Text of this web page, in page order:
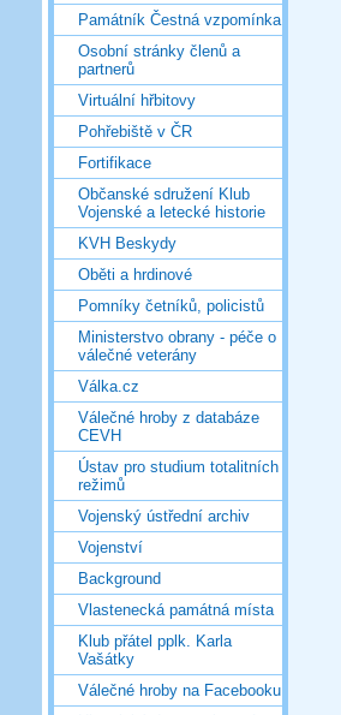
Památník Čestná vzpomínka
Osobní stránky členů a
partnerů
Virtuální hřbitovy
Pohřebiště v ČR
Fortifikace
Občanské sdružení Klub
Vojenské a letecké historie
KVH Beskydy
Oběti a hrdinové
Pomníky četníků, policistů
Ministerstvo obrany - péče o
válečné veterány
Válka.cz
Válečné hroby z databáze
CEVH
Ústav pro studium totalitních
režimů
Vojenský ústřední archiv
Vojenství
Background
Vlastenecká památná místa
Klub přátel pplk. Karla
Vašátky
Válečné hroby na Facebooku